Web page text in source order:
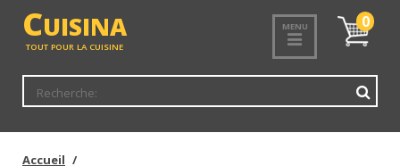
CUISINA
TOUT POUR LA CUISINE
MENU
Mon
panier
0
Accueil